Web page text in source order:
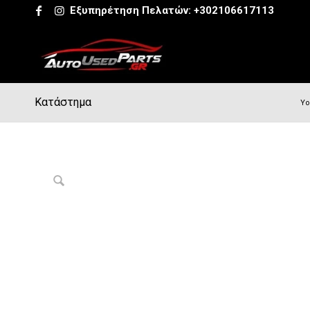
Εξυπηρέτηση Πελατών: +302106617113
Κατάστημα